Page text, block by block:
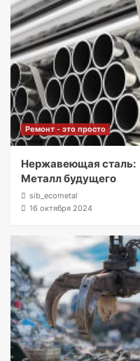
Ремонт - это просто
Нержавеющая сталь:
Металл будущего
sib_ecometal
16 октября 2024